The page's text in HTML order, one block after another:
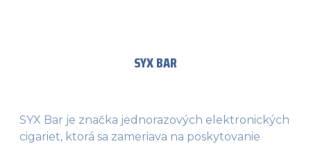
SYX BAR
SYX Bar je značka jednorazových elektronických
cigariet, ktorá sa zameriava na poskytovanie